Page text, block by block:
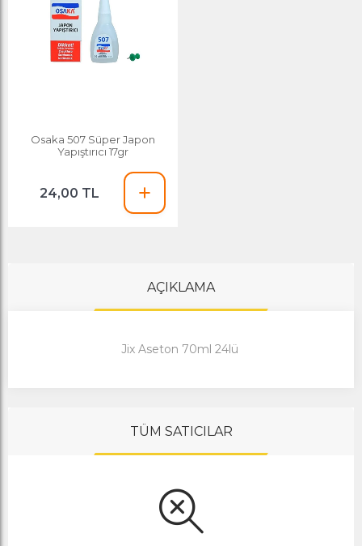
Osaka 507 Süper Japon
Yapıştırıcı 17gr
24,00 TL
AÇIKLAMA
Jix Aseton 70ml 24lü
TÜM SATICILAR